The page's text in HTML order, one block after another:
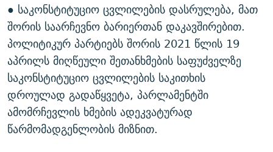
● საკონსტიტუციო ცვლილების დასრულება, მათ
შორის საარჩევნო ბარიერთან დაკავშირებით.
პოლიტიკურ პარტიებს შორის 2021 წლის 19
აპრილს მიღწეული შეთანხმების საფუძველზე
საკონსტიტუციო ცვლილების საკითხის
დროულად გადაწყვეტა, პარლამენტში
ამომრჩევლის ხმების ადეკვატურად
წარმომადგენლობის მიზნით.